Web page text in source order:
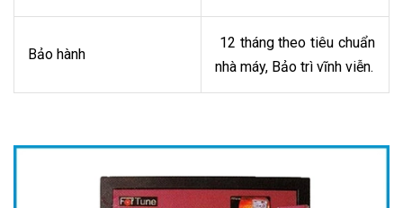
Bảo hành
12 tháng theo tiêu chuẩn
nhà máy, Bảo trì vĩnh viễn.